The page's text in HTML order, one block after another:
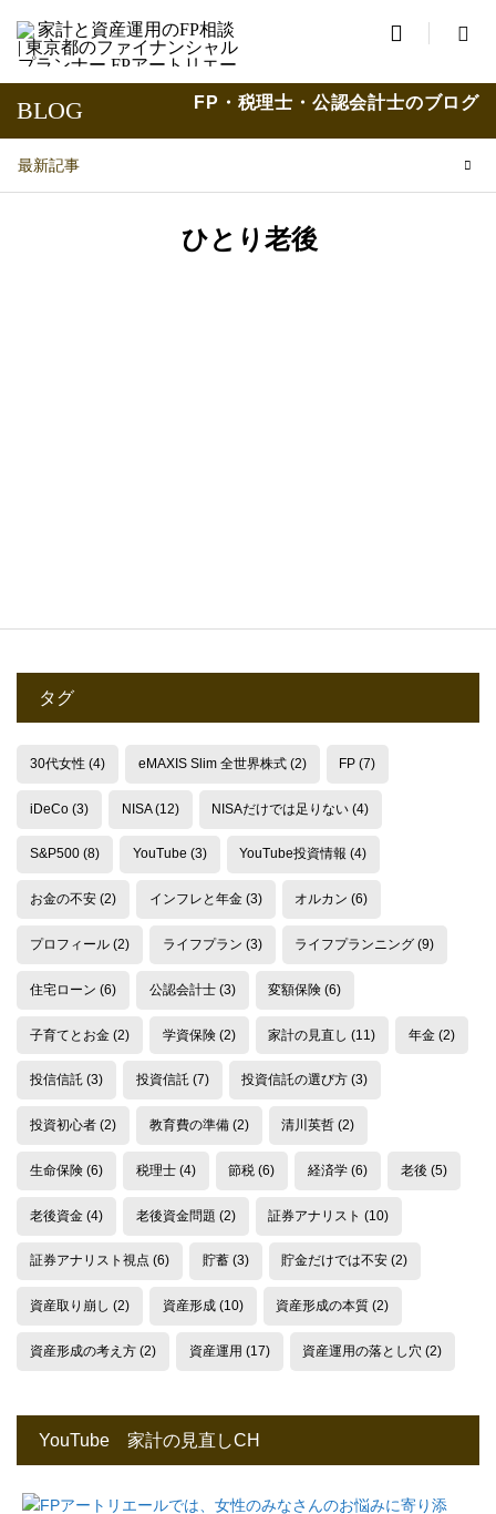

BLOG FP・税理士・公認会計士のブログ
最新記事
ひとり老後
タグ
30代女性(4) eMAXIS Slim 全世界株式(2) FP (7)
iDeCo(3) NISA(12) NISAだけでは足りない (4)
S&P500(8) YouTube (3) YouTube投資情報 (4)
お金の不安(2) インフレと年金(3) オルカン (6)
プロフィール(2) ライフプラン (3) ライフプランニング (9)
住宅ローン (6) 公認会計士(3) 変額保険 (6)
子育てとお金(2) 学資保険(2) 家計の見直し (11) 年金 (2)
投信信託(3) 投資信託(7) 投資信託の選び方 (3)
投資初心者(2) 教育費の準備(2) 清川英哲 (2)
生命保険(6) 税理士(4) 節税 (6) 経済学 (6) 老後 (5)
老後資金(4) 老後資金問題 (2) 証券アナリスト (10)
証券アナリスト視点 (6) 貯蓄(3) 貯金だけでは不安 (2)
資産取り崩し (2) 資産形成(10) 資産形成の本質 (2)
資産形成の考え方(2) 資産運用 (17) 資産運用の落とし穴 (2)
YouTube 家計の見直しCH